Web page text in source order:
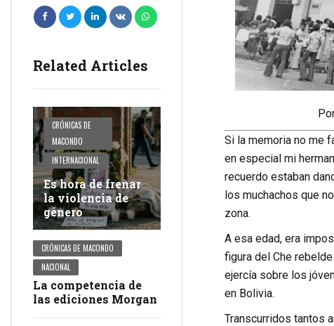
Related Articles
CRÓNICAS DE
MACONDO
INTERNACIONAL
Es hora de frenar
la violencia de
género
CRÓNICAS DE MACONDO
NACIONAL
La competencia de
las ediciones Morgan
Si la memoria no me
en especial mi
recuerdo estaban
los muchachos que
zona.
A esa edad, era
figura del Che
ejercía sobre los
en Bolivia.
Transcurridos tantos